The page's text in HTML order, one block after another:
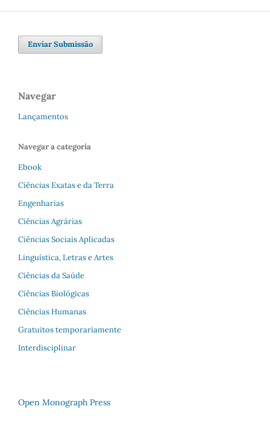
Enviar Submissão
Navegar
Lançamentos
Navegar a categoria
Ebook
Ciências Exatas e da Terra
Engenharias
Ciências Agrárias
Ciências Sociais Aplicadas
Linguística, Letras e Artes
Ciências da Saúde
Ciências Biológicas
Ciências Humanas
Gratuitos temporariamente
Interdisciplinar
Open Monograph Press